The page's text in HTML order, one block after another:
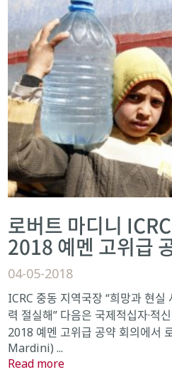
로버트 마디니
2018 예멘 고위급
04-05-2018
ICRC 중동 지역국장 “희망과 현
력 절실해” 다음은 국제적십자·적
2018 예멘 고위급 공약 회의에서
Mardini) ...
Read more